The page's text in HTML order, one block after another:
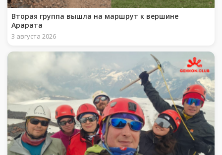
Вторая группа вышла на маршрут к вершине
Арарата
3 августа 2026